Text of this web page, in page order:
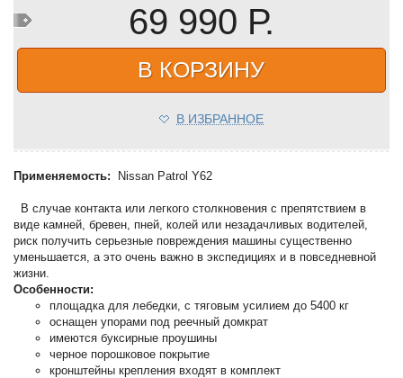
69 990 Р.
В КОРЗИНУ
В ИЗБРАННОЕ
Применяемость: Nissan Patrol Y62
В случае контакта или легкого столкновения с препятствием в
виде камней, бревен, пней, колей или незадачливых водителей,
риск получить серьезные повреждения машины существенно
уменьшается, а это очень важно в экспедициях и в повседневной
жизни.
Особенности:
площадка для лебедки, с тяговым усилием до 5400 кг
оснащен упорами под реечный домкрат
имеются буксирные проушины
черное порошковое покрытие
кронштейны крепления входят в комплект